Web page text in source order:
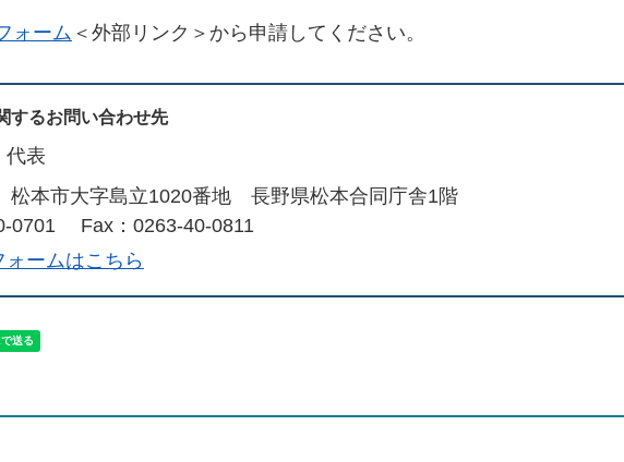
ォーム ＜外部リンク＞ から申請してください。
するお問い合わせ先
代表
松本市大字島立1020番地 長野県松本合同庁舎1階
0701
Fax：0263-40-0811
ォームはこちら